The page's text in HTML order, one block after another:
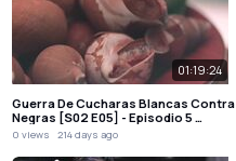
01:19:24
Guerra De Cucharas Blancas Contra
Negras [S02 E05] - Episodio 5 …
0 views 214 days ago